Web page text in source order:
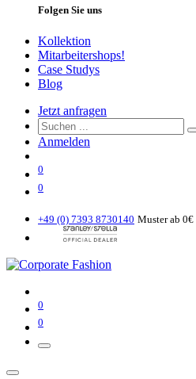
Folgen Sie uns
Kollektion
Mitarbeitershops!
Case Studys
Blog
Jetzt anfragen
Anmelden
0
0
+49 (0) 7393 8730140 Muster ab 0€
0
0